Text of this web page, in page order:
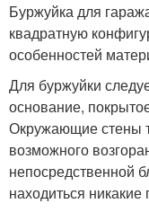
Буржуйка для
квадратную
особенностей
Для буржуйки
основание,
Окружающие стены
возможного
непосредственной
находиться